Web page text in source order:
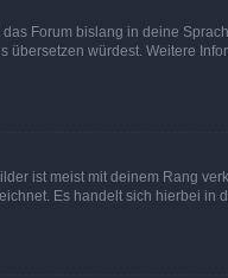
Forum bislang in deine
würdest. Weitere
ist meist mit deinem Rang
Es handelt sich hierbei